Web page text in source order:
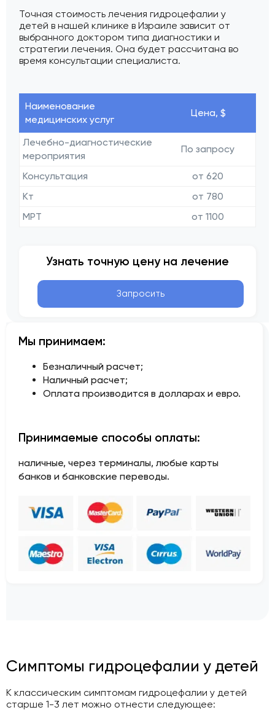
Точная стоимость лечения гидроцефалии у
детей в нашей клинике в Израиле зависит от
выбранного доктором типа диагностики и
стратегии лечения. Она будет рассчитана во
время консультации специалиста.
Наименование
медицинских услуг
Цена, $
Лечебно-диагностические
мероприятия
По запросу
Консультация
от 620
Кт
от 780
МРТ
от 1100
Узнать точную цену на лечение
Запросить
Мы принимаем:
Безналичный расчет;
Наличный расчет;
Оплата производится в долларах и евро.
Принимаемые способы оплаты:
наличные, через терминалы, любые карты
банков и банковские переводы.
Симптомы гидроцефалии у детей
К классическим симптомам гидроцефалии у детей
старше 1-3 лет можно отнести следующее: